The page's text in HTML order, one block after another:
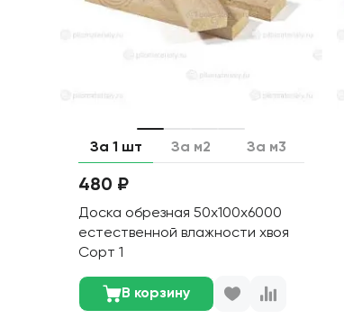
За 1 шт За м2 За м3
480 ₽
Доска обрезная 50х100х6000
естественной влажности хвоя
Сорт 1
В корзину